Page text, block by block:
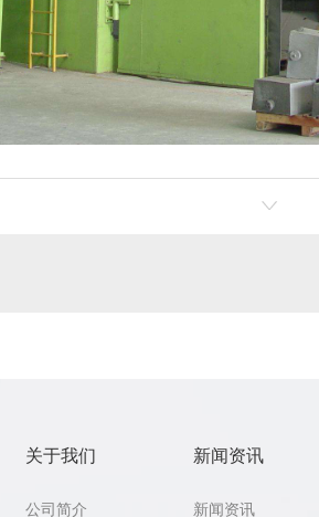
关于我们
公司简介
新闻资讯
新闻资讯